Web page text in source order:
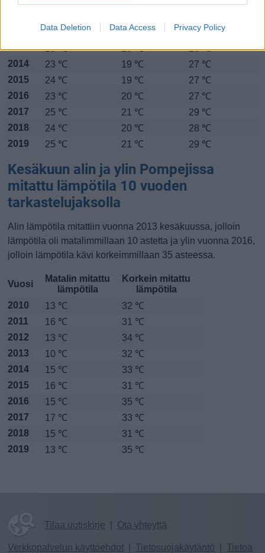
Data Deletion Data Access Privacy Policy
24 ℃ 20 ℃
28 ℃
2013
23 ℃ 19 ℃
26 ℃
2014
23 ℃ 19 ℃
27 ℃
2015
24 ℃ 19 ℃
27 ℃
2016
23 ℃ 20 ℃
27 ℃
2017
25 ℃ 21 ℃
29 ℃
2018
24 ℃ 20 ℃
28 ℃
2019
25 ℃ 21 ℃ 29 ℃
Kesäkuun alin ja ylin Pompejissa
mitattu lämpötila 10 vuoden
tarkastelujaksolla
Alin lämpötila mitattiin vuonna 2013 kesäkuussa, jolloin
lämpötila oli matalimmillaan 10 astetta ja ylin vuonna 2016,
jolloin lämpötila kävi korkeimmillaan 35 asteessa.
Vuosi
Matalin mitattu
lämpötila
Korkein mitattu
lämpötila
2010
13 ℃
32 ℃
2011
16 ℃
31 ℃
2012
13 ℃
34 ℃
2013
10 ℃
32 ℃
2014
15 ℃
33 ℃
2015
16 ℃
31 ℃
2016
15 ℃
35 ℃
2017
17 ℃
33 ℃
2018
15 ℃
31 ℃
2019
13 ℃ 35 ℃
Tilaa uutiskirje Ota yhteyttä
Verkkopalvelun käyttöehdot Tietosuojakäytäntö Tietoa